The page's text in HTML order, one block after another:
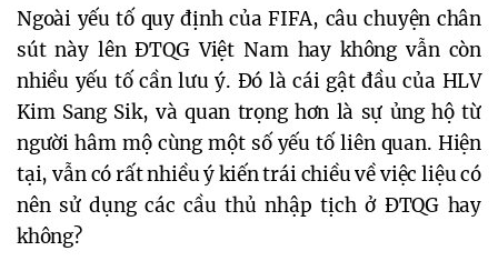
Ngoài yếu tố quy định của FIFA, câu chuyện chân
sút này lên ĐTQG Việt Nam hay không vẫn còn
nhiều yếu tố cần lưu ý. Đó là cái gật đầu của HLV
Kim Sang Sik, và quan trọng hơn là sự ủng hộ từ
người hâm mộ cùng một số yếu tố liên quan. Hiện
tại, vẫn có rất nhiều ý kiến trái chiều về việc liệu có
nên sử dụng các cầu thủ nhập tịch ở ĐTQG hay
không?